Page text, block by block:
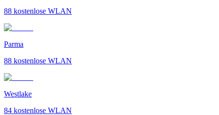
88 kostenlose WLAN
Parma
88 kostenlose WLAN
Westlake
84 kostenlose WLAN